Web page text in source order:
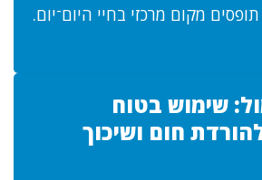
מקום מרכזי בחיי היום־יום.
שימוש בטוח
חום ושיכוך